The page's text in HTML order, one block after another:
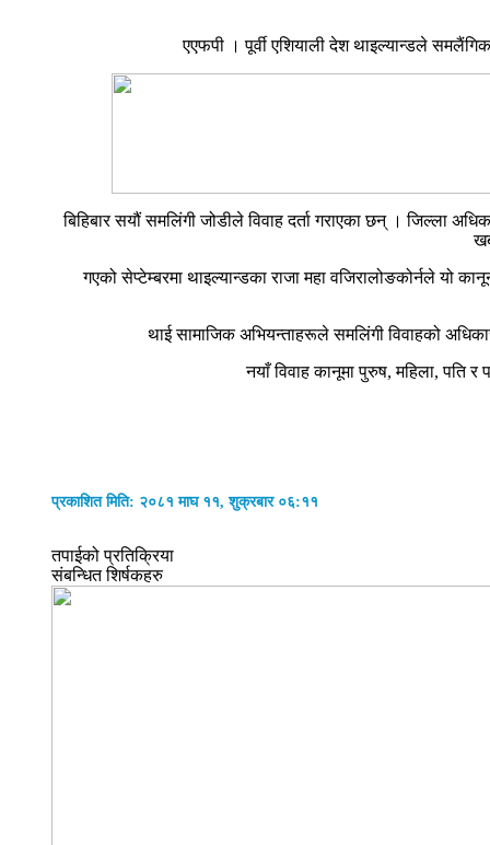
एएफपी । पूर्वी एशियाली देश थाइल्यान्डले
बिहिबार सयौं समलिंगी जोडीले विवाह दर्ता गराएका छन् । जिल्ला
गएको सेप्टेम्बरमा थाइल्यान्डका राजा महा वजिरालोङकोर्नले यो
थाई सामाजिक अभियन्ताहरूले समलिंगी विवाहको
नयाँ विवाह कानूमा पुरुष, महिला, पति
प्रकाशित मिति: २०८१ माघ ११, शुक्रबार ०६:११
तपाईको प्रतिक्रिया
संबन्धित शिर्षकहरु